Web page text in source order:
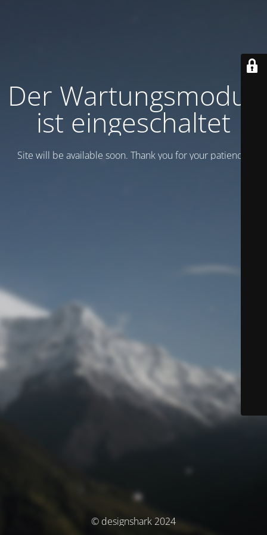
Der Wartungsmodus
ist eingeschaltet
Site will be available soon. Thank you for your patience!
© designshark 2024